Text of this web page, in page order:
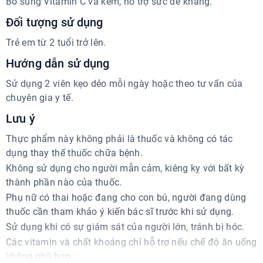
Đối tượng sử dụng
Trẻ em từ 2 tuổi trở lên.
Hướng dẫn sử dụng
Sử dụng 2 viên kẹo dẻo mỗi ngày hoặc theo tư vấn của
chuyên gia y tế.
Lưu ý
Thực phẩm này không phải là thuốc và không có tác
dụng thay thế thuốc chữa bệnh.
Không sử dụng cho người mẫn cảm, kiêng kỵ với bất kỳ
thành phần nào của thuốc.
Phụ nữ có thai hoặc đang cho con bú, người đang dùng
thuốc cần tham khảo ý kiến bác sĩ trước khi sử dụng.
Sử dụng khi có sự giám sát của người lớn, tránh bị hóc.
Các vitamin và chất khoáng chỉ hỗ trợ nếu chế độ ăn uống
không phù hợp.